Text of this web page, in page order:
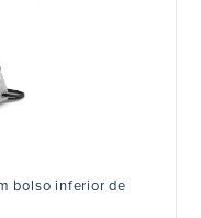
bolso inferior de